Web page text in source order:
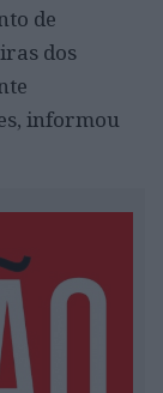
de
dos
informou